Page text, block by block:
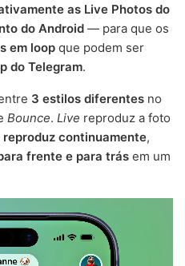
as Live Photos do
do Android — para que os
em loop que podem ser
do Telegram.
3 estilos diferentes no
Bounce. Live reproduz a foto
reproduz continuamente,
frente e para trás em um